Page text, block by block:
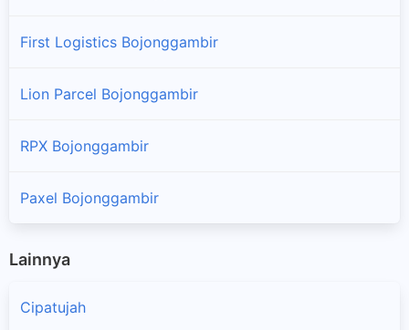
First Logistics Bojonggambir
Lion Parcel Bojonggambir
RPX Bojonggambir
Paxel Bojonggambir
Lainnya
Cipatujah